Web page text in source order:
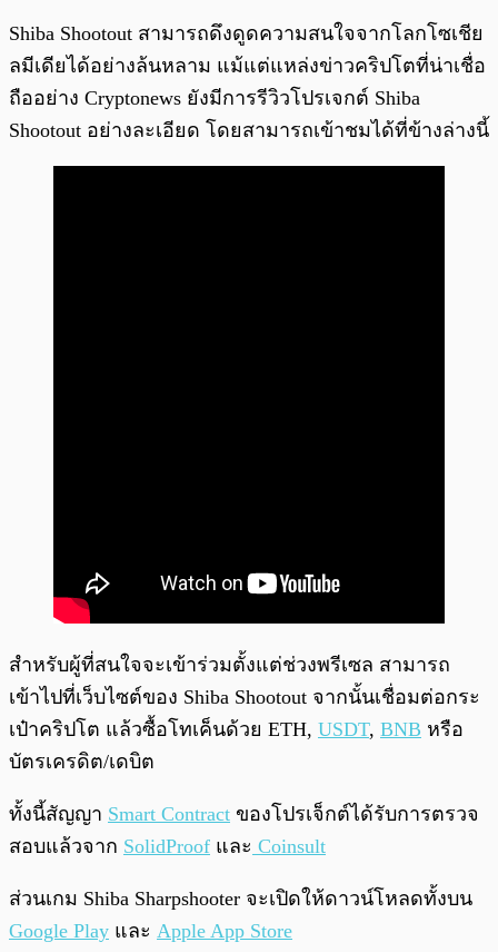
Shiba Shootout สามารถดึงดูดความสนใจจากโลกโซเชีย
ลมีเดียได้อย่างล้นหลาม แม้แต่แหล่งข่าวคริปโตที่น่าเชื่อ
ถืออย่าง Cryptonews ยังมีการรีวิวโปรเจกต์ Shiba
Shootout อย่างละเอียด โดยสามารถเข้าชมได้ที่ข้างล่างนี้
สำหรับผู้ที่สนใจจะเข้าร่วมตั้งแต่ช่วงพรีเซล สามารถ
เข้าไปที่เว็บไซต์ของ Shiba Shootout จากนั้นเชื่อมต่อกระ
เป๋าคริปโต แล้วซื้อโทเค็นด้วย ETH, USDT, BNB หรือ
บัตรเครดิต/เดบิต
ทั้งนี้สัญญา Smart Contract ของโปรเจ็กต์ได้รับการตรวจ
สอบแล้วจาก SolidProof และ Coinsult
ส่วนเกม Shiba Sharpshooter จะเปิดให้ดาวน์โหลดทั้งบน
Google Play และ Apple App Store